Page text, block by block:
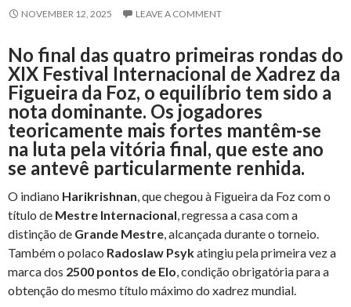
NOVEMBER 12, 2025 LEAVE A COMMENT
No final das quatro primeiras rondas do
XIX Festival Internacional de Xadrez da
Figueira da Foz, o equilíbrio tem sido a
nota dominante. Os jogadores
teoricamente mais fortes mantêm-se
na luta pela vitória final, que este ano
se antevê particularmente renhida.
O indiano Harikrishnan, que chegou à Figueira da Foz com o
título de Mestre Internacional, regressa a casa com a
distinção de Grande Mestre, alcançada durante o torneio.
Também o polaco Radoslaw Psykatingiu pela primeira vez a
marca dos 2500 pontos de Elo, condição obrigatória para a
obtenção do mesmo título máximo do xadrez mundial.